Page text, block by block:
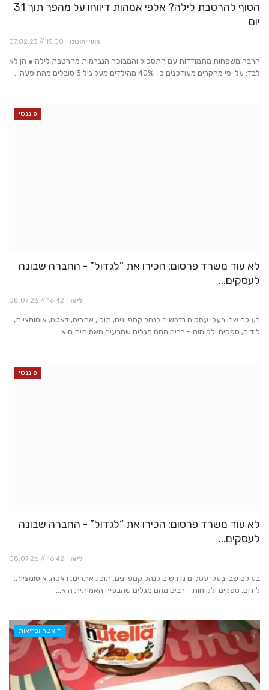
הסוף להרטבת לילה? אלפי אמהות דיווחו על מהפך תוך 31
יום
07.02.23 // 15:00 רועי יהונתן
הרבה משפחות מתמודדות עם התסכול והמבוכה הנגרמות מהרטבת לילה ● הן לא
לבד: על-פי מחקרים מעודכנים כ- 40% מהילדים מעל גיל 3 סובלים מהתופעה...
פיננסי
לא עוד משרד פרסום: הכירו את “לגדול” - החברה שבונה
לעסקים...
08.07.26 // 16:42 ליאן
בעולם שבו בעלי עסקים נדרשים לנהל קמפיינים, תוכן, אתרים, דאטה, אוטומציות,
לידים, ספקים ולקוחות - רבים מהם מגלים שהבעיה האמיתית היא...
פיננסי
לא עוד משרד פרסום: הכירו את “לגדול” - החברה שבונה
לעסקים...
08.07.26 // 16:42 ליאן
בעולם שבו בעלי עסקים נדרשים לנהל קמפיינים, תוכן, אתרים, דאטה, אוטומציות,
לידים, ספקים ולקוחות - רבים מהם מגלים שהבעיה האמיתית היא...
דיאטה ובריאות